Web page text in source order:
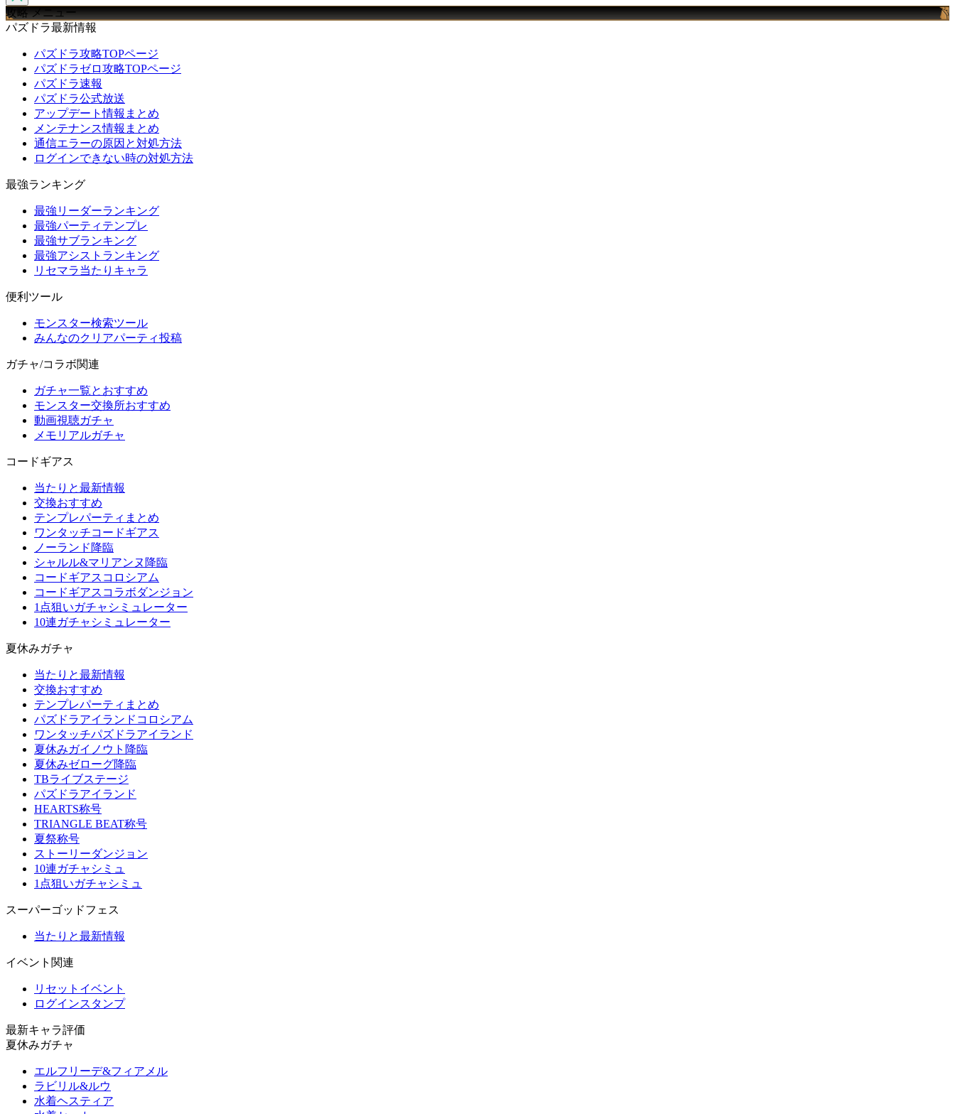
攻略 メニュー
パズドラ最新情報
パズドラ攻略TOPページ
パズドラゼロ攻略TOPページ
パズドラ速報
パズドラ公式放送
アップデート情報まとめ
メンテナンス情報まとめ
通信エラーの原因と対処方法
ログインできない時の対処方法
最強ランキング
最強リーダーランキング
最強パーティテンプレ
最強サブランキング
最強アシストランキング
リセマラ当たりキャラ
便利ツール
モンスター検索ツール
みんなのクリアパーティ投稿
ガチャ/コラボ関連
ガチャ一覧とおすすめ
モンスター交換所おすすめ
動画視聴ガチャ
メモリアルガチャ
コードギアス
当たりと最新情報
交換おすすめ
テンプレパーティまとめ
ワンタッチコードギアス
ノーランド降臨
シャルル&マリアンヌ降臨
コードギアスコロシアム
コードギアスコラボダンジョン
1点狙いガチャシミュレーター
10連ガチャシミュレーター
夏休みガチャ
当たりと最新情報
交換おすすめ
テンプレパーティまとめ
パズドラアイランドコロシアム
ワンタッチパズドラアイランド
夏休みガイノウト降臨
夏休みゼローグ降臨
TBライブステージ
パズドラアイランド
HEARTS称号
TRIANGLE BEAT称号
夏祭称号
ストーリーダンジョン
10連ガチャシミュ
1点狙いガチャシミュ
スーパーゴッドフェス
当たりと最新情報
イベント関連
リセットイベント
ログインスタンプ
最新キャラ評価
夏休みガチャ
エルフリーデ&フィアメル
ラビリル&ルウ
水着ヘスティア